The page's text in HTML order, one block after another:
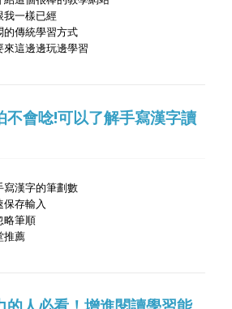
我一樣已經
的傳統學習方式
來這邊邊玩邊學習
不會唸!可以了解手寫漢字讀
寫漢字的筆劃數
保存輸入
略筆順
推薦